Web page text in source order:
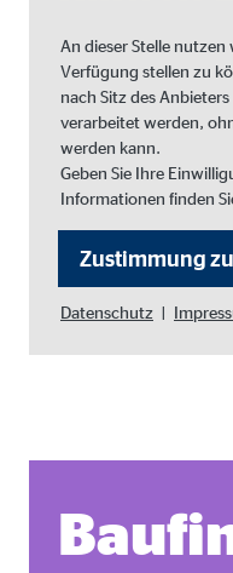
An dieser Stelle
Verfügung stellen zu
nach Sitz des
verarbeitet werden,
werden kann.
Geben Sie Ihre
Informationen finden
Zustimmung
Datenschutz |
willigen